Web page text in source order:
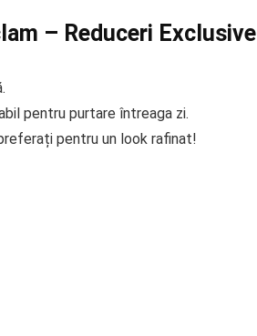
– Reduceri Exclusive
pentru purtare întreaga zi.
pentru un look rafinat!